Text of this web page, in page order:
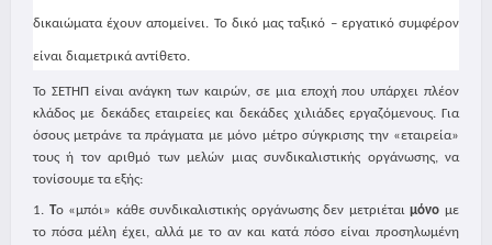
δικαιώματα έχουν απομείνει. Το δικό μας ταξικό – εργατικό συμφέρον
είναι διαμετρικά αντίθετο.
Το ΣΕΤΗΠ είναι ανάγκη των καιρών, σε μια εποχή που υπάρχει πλέον
κλάδος με δεκάδες εταιρείες και δεκάδες χιλιάδες εργαζόμενους. Για
όσους μετράνε τα πράγματα με μόνο μέτρο σύγκρισης την «εταιρεία»
τους ή τον αριθμό των μελών μιας συνδικαλιστικής οργάνωσης, να
τονίσουμε τα εξής:
1. Το «μπόι» κάθε συνδικαλιστικής οργάνωσης δεν μετριέταιμόνο με
το πόσα μέλη έχει, αλλά με το αν και κατά πόσο είναι προσηλωμένη